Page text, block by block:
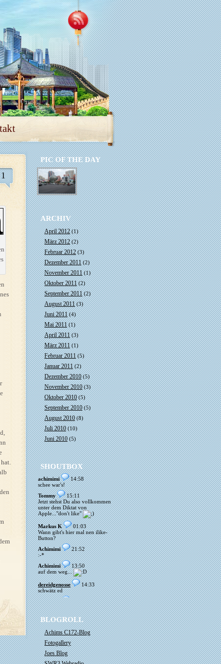
1
PIC OF THE DAY
ARCHIV
April 2012(1)
März 2012(2)
Februar 2012(3)
Dezember 2011(2)
November 2011(1)
Oktober 2011(2)
September 2011(2)
August 2011(3)
Juni 2011(4)
Mai 2011(1)
April 2011(3)
März 2011(1)
Februar 2011(5)
Januar 2011(2)
Dezember 2010(5)
November 2010(3)
Oktober 2010(5)
September 2010(5)
August 2010(8)
Juli 2010(10)
Juni 2010(5)
SHOUTBOX
achimimi
14:58
schee war's!
Tommy
15:11
Jetzt stehst Du also vollkommen
unter dem Diktat von
Apple..."don't like"
Markus K
01:03
Wann gibt's hier mal nen ilike-
Button?
Achimimi
21:52
:-*
Achimimi
13:50
auf dem weg...
dereidgenosse
14:33
schwätz ed
Achimimi
20:29
wenn's zuviel ist können wir
stornieren!?? kann mir
vorstellen, dass das anstrengend
ist...
Markus
16:17
stress.... und zu viele
besucher....
Achimimi
19:48
BLOGROLL
Achims C172-Blog
Fotogallery
Joes Blog